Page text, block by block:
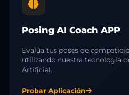
Posing AI Coach APP
Evalúa tus poses de
utilizando nuestra tecnología
Artificial.
Probar Aplicación